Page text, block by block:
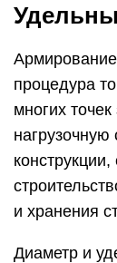
процедура
многих
нагрузочную
и хранения
Диаметр и